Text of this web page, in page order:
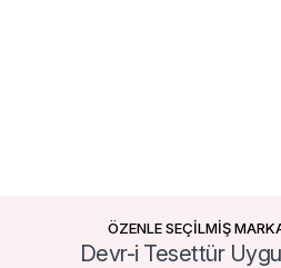
ÖZENLE SEÇİLMİŞ
Devr-i Tesettür